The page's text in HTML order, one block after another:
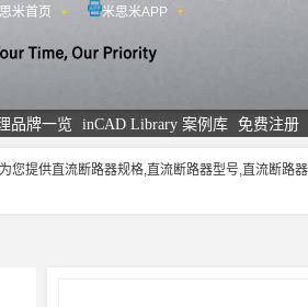
米首页 米思米APP
品牌一览 inCAD Library 案例库 免费注册
您提供直流断路器规格,直流断路器型号,直流断